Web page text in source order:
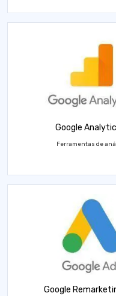
Google
Ferramentas de
Google